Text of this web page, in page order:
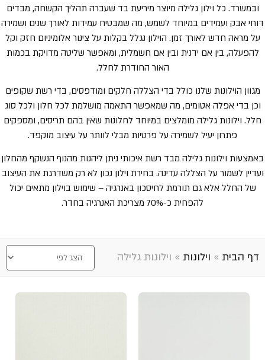
ובמשרד. כל וילון גלילה מיוצר מיריעת בד שעברה תהליך הקשחה, מבדים
דוחי אבק ועמידים במיוחד לשמש, מה שמבטיח עמידות לאורך שנים ושמירה
על מראה חדש לאורך זמן. הוילון נגלל בקלות על צינור אלומיניום חזק וקל
להפעלה, בין אם ידנית ובין אם חשמלית, ומאפשר שליטה מדויקת בכמות
האור החודרת לחלל.
מגוון הוילונות שלנו כולל בדי הצללה חלקים ומודפסים, בדי רשת שקופים
וכן בדי אפלה אטומים, מה שמאפשר התאמה מושלמת לכל חלון ולכל סוג
חלל. וילונות גלילה מומלצים במיוחד לחלונות שאין בהם תריסים, ומספקים
פתרון יעיל לשמירה על פרטיות מבלי לוותר על עיצוב מוקפד.
באמצעות וילונות גלילה מבד רשת איכותי ניתן ליהנות מהנוף הנשקף מהחלון
ועדיין לשמור על הצללה עדינה. בחירת וילון נכון לא רק משדרגת את העיצוב
של החלל אלא גם תורמת לחיסכון באנרגיה – שימוש בוילון מתאים יכול
להפחית כ-70% מצריכת האנרגיה בחדר.
דף הבית » וילונות » וילונות גלילה